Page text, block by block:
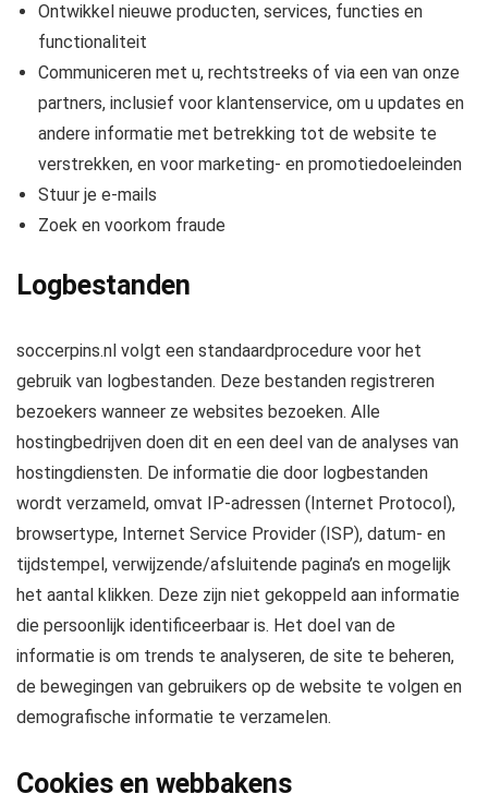
Ontwikkel nieuwe producten, services, functies en
functionaliteit
Communiceren met u, rechtstreeks of via een van onze
partners, inclusief voor klantenservice, om u updates en
andere informatie met betrekking tot de website te
verstrekken, en voor marketing- en promotiedoeleinden
Stuur je e-mails
Zoek en voorkom fraude
Logbestanden
soccerpins.nl volgt een standaardprocedure voor het
gebruik van logbestanden. Deze bestanden registreren
bezoekers wanneer ze websites bezoeken. Alle
hostingbedrijven doen dit en een deel van de analyses van
hostingdiensten. De informatie die door logbestanden
wordt verzameld, omvat IP-adressen (Internet Protocol),
browsertype, Internet Service Provider (ISP), datum- en
tijdstempel, verwijzende/afsluitende pagina’s en mogelijk
het aantal klikken. Deze zijn niet gekoppeld aan informatie
die persoonlijk identificeerbaar is. Het doel van de
informatie is om trends te analyseren, de site te beheren,
de bewegingen van gebruikers op de website te volgen en
demografische informatie te verzamelen.
Cookies en webbakens